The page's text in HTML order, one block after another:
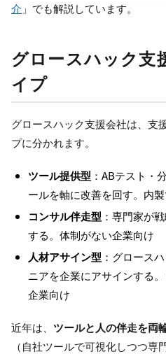
介 」でも解説しています。
グロースハック支
イプ
グロースハック支援会社は、支
プに分かれます。
ツール提供型 ：ABテスト・
ールを軸に改善を回す。内
コンサル伴走型 ：専門家が
する。体制がない企業向け
人材アサイン型 ：グロース
ニアを企業にアサインする
企業向け
近年は、 ツールと人の伴走を両
（自社ツールで可視化しつつ